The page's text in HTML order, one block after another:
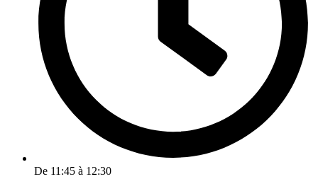
De 11:45 à 12:30